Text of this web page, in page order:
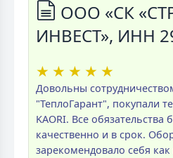
ООО «СК
ИНВЕСТ», ИНН
★ ★ ★ ★ ★
Довольны
"ТеплоГарант", покупали
KAORI. Все
качественно и в срок.
зарекомендовало себя